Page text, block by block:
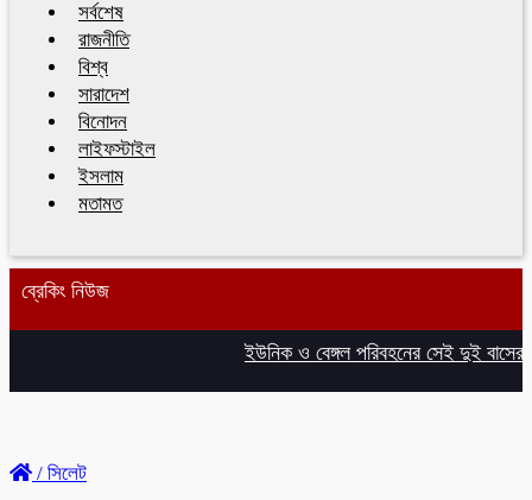
সর্বশেষ
রাজনীতি
বিশ্ব
সারাদেশ
বিনোদন
লাইফস্টাইল
ইসলাম
মতামত
ব্রেকিং নিউজ
ইউনিক ও বেঙ্গল পরিবহনের সেই দুই বাসের
/ সিলেট